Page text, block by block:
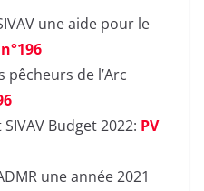
une aide pour le
pêcheurs de l’Arc
Budget 2022: PV
une année 2021